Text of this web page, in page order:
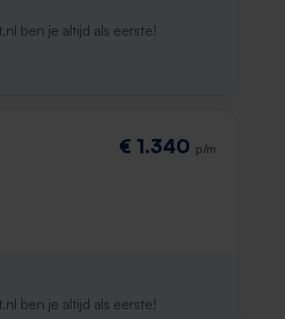
ben je altijd als eerste!
€ 1.340 p/m
ben je altijd als eerste!